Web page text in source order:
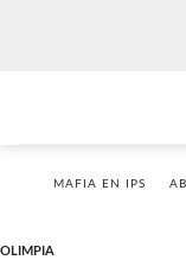
MAFIA EN IPS
OLIMPIA